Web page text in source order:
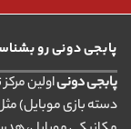
پابجی دونی رو
پابجی دونیاولین
دسته بازی موبایل)